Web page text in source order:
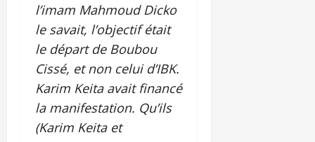
l’imam Mahmoud Dicko
le savait, l’objectif était
le départ de Boubou
Cissé, et non celui d’IBK.
Karim Keita avait financé
la manifestation. Qu’ils
(Karim Keita et